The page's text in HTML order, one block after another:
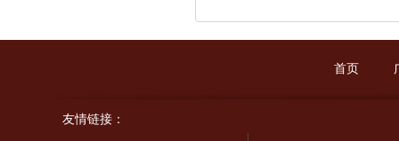
首页
友情链接：